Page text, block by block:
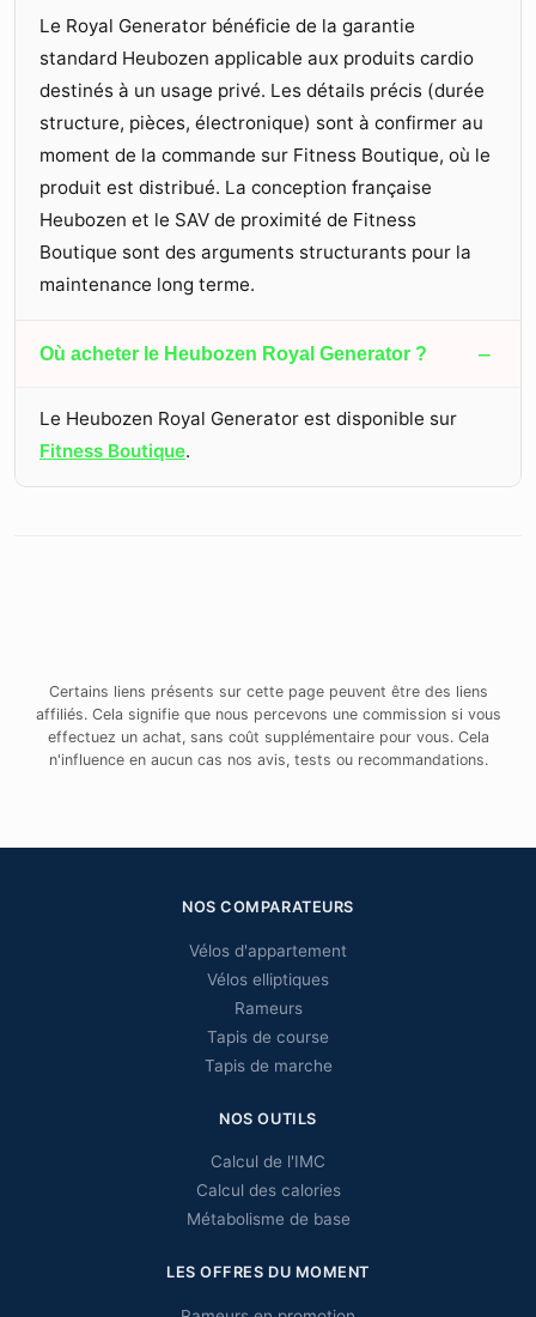
Le Royal Generator bénéficie de la garantie
standard Heubozen applicable aux produits cardio
destinés à un usage privé. Les détails précis (durée
structure, pièces, électronique) sont à confirmer au
moment de la commande sur Fitness Boutique, où le
produit est distribué. La conception française
Heubozen et le SAV de proximité de Fitness
Boutique sont des arguments structurants pour la
maintenance long terme.
Où acheter le Heubozen Royal Generator ? −
Le Heubozen Royal Generator est disponible sur
Fitness Boutique.
Certains liens présents sur cette page peuvent être des liens
affiliés. Cela signifie que nous percevons une commission si vous
effectuez un achat, sans coût supplémentaire pour vous. Cela
n'influence en aucun cas nos avis, tests ou recommandations.
NOS COMPARATEURS
Vélos d'appartement
Vélos elliptiques
Rameurs
Tapis de course
Tapis de marche
NOS OUTILS
Calcul de l'IMC
Calcul des calories
Métabolisme de base
LES OFFRES DU MOMENT